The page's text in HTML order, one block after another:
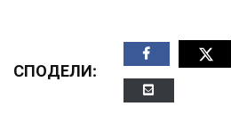
СПОДЕЛИ: